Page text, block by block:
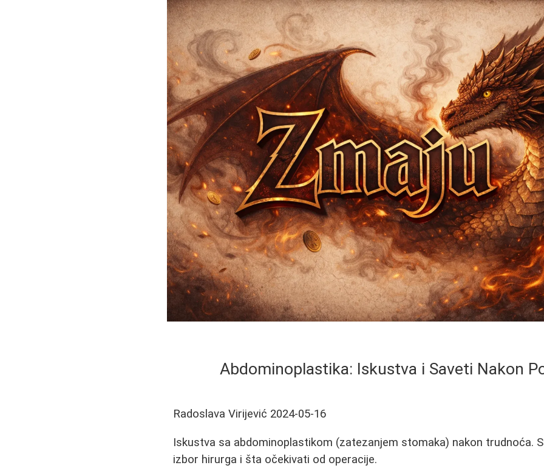
Abdominoplastika: Iskustva i Saveti Nakon
Radoslava Virijević 2024-05-16
Iskustva sa abdominoplastikom (zatezanjem stomaka) nakon trudnoća.
izbor hirurga i šta očekivati od operacije.